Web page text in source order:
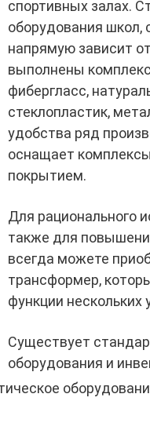
спортивных залах.
оборудования школ,
напрямую зависит
выполнены
фибергласс,
стеклопластик,
удобства ряд
оснащает
покрытием.
Для рационального
также для
всегда можете
трансформер,
функции нескольких
Существует
оборудования и